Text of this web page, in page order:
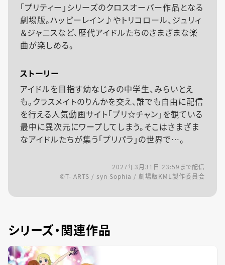
「プリティー」シリーズのクロスオーバー作品となる
劇場版。ハッピーレイン♪やトリコロール、ジュリィ
＆ジャニスなど、歴代アイドルたちのさまざまな楽
曲が楽しめる。
ストーリー
アイドルを目指す幼なじみの中学生、みらいとえ
も。クラスメイトのりんかを交え、誰でも自由に配信
を行える人気動画サイト「プリ☆チャン」を観ている
最中に異次元にワープしてしまう。そこはさまざま
なアイドルたちが集う「プリパラ」の世界で…。
2027年3月31日 23:59 まで配信
©T- ARTS / syn Sophia / 劇場版KML製作委員会
シリーズ・関連作品